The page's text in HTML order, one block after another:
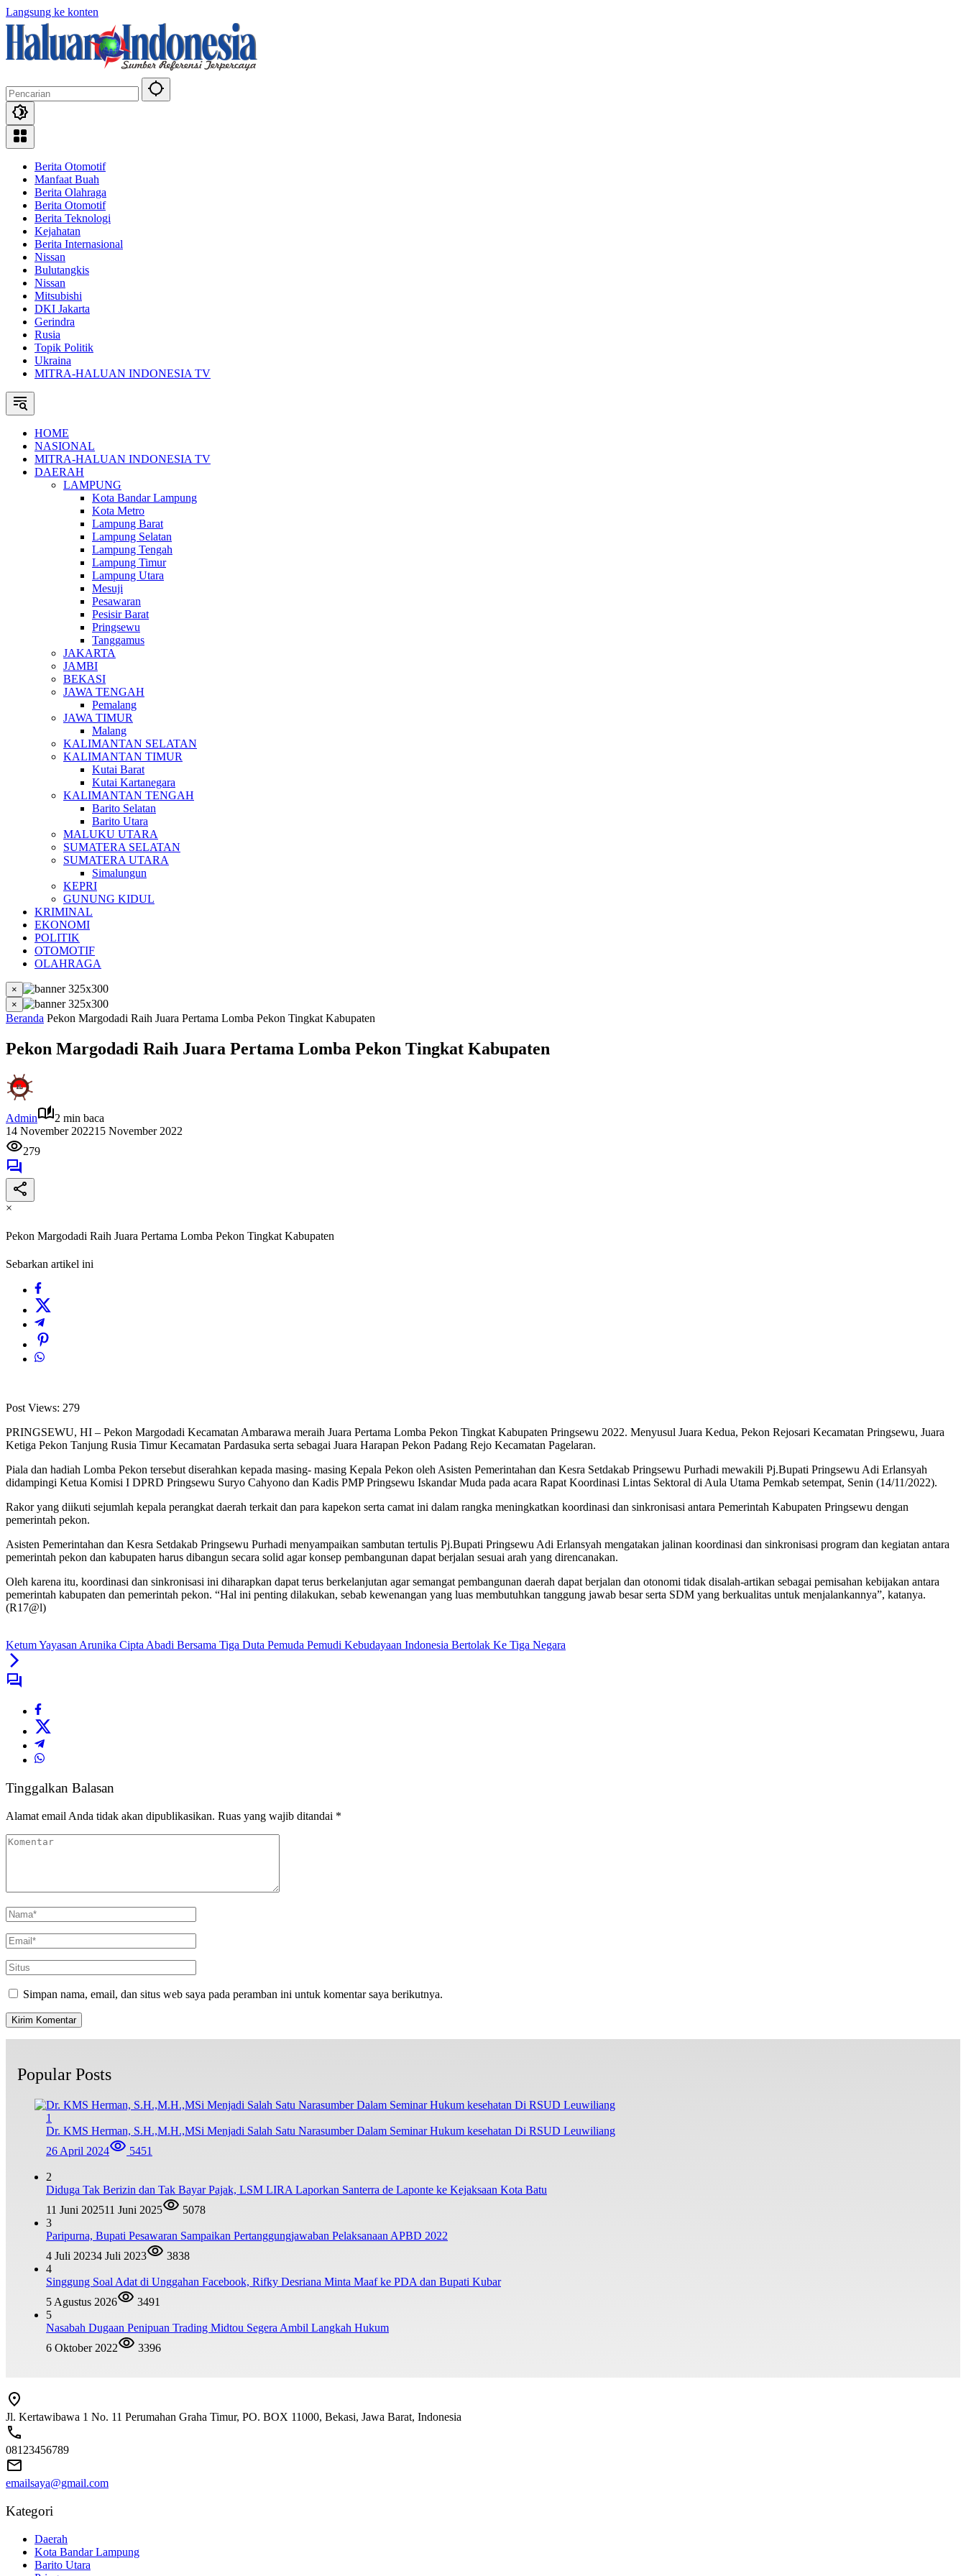
Langsung ke konten
Berita Otomotif
Manfaat Buah
Berita Olahraga
Berita Otomotif
Berita Teknologi
Kejahatan
Berita Internasional
Nissan
Bulutangkis
Nissan
Mitsubishi
DKI Jakarta
Gerindra
Rusia
Topik Politik
Ukraina
MITRA-HALUAN INDONESIA TV
HOME
NASIONAL
MITRA-HALUAN INDONESIA TV
DAERAH
LAMPUNG
Kota Bandar Lampung
Kota Metro
Lampung Barat
Lampung Selatan
Lampung Tengah
Lampung Timur
Lampung Utara
Mesuji
Pesawaran
Pesisir Barat
Pringsewu
Tanggamus
JAKARTA
JAMBI
BEKASI
JAWA TENGAH
Pemalang
JAWA TIMUR
Malang
KALIMANTAN SELATAN
KALIMANTAN TIMUR
Kutai Barat
Kutai Kartanegara
KALIMANTAN TENGAH
Barito Selatan
Barito Utara
MALUKU UTARA
SUMATERA SELATAN
SUMATERA UTARA
Simalungun
KEPRI
GUNUNG KIDUL
KRIMINAL
EKONOMI
POLITIK
OTOMOTIF
OLAHRAGA
×
×
Beranda Pekon Margodadi Raih Juara Pertama Lomba Pekon Tingkat Kabupaten
Pekon Margodadi Raih Juara Pertama Lomba Pekon Tingkat Kabupaten
Admin
2 min baca
14 November 202215 November 2022
279
×
Pekon Margodadi Raih Juara Pertama Lomba Pekon Tingkat Kabupaten
Sebarkan artikel ini
Post Views: 279
PRINGSEWU, HI – Pekon Margodadi Kecamatan Ambarawa meraih Juara Pertama Lomba Pekon Tingkat Kabupaten Pringsewu 2022. Menyusul Juara Kedua, Pekon Rejosari Kecamatan Pringsewu, Juara
Ketiga Pekon Tanjung Rusia Timur Kecamatan Pardasuka serta sebagai Juara Harapan Pekon Padang Rejo Kecamatan Pagelaran.
Piala dan hadiah Lomba Pekon tersebut diserahkan kepada masing- masing Kepala Pekon oleh Asisten Pemerintahan dan Kesra Setdakab Pringsewu Purhadi mewakili Pj.Bupati Pringsewu Adi Erlansyah
didampingi Ketua Komisi I DPRD Pringsewu Suryo Cahyono dan Kadis PMP Pringsewu Iskandar Muda pada acara Rapat Koordinasi Lintas Sektoral di Aula Utama Pemkab setempat, Senin (14/11/2022).
Rakor yang diikuti sejumlah kepala perangkat daerah terkait dan para kapekon serta camat ini dalam rangka meningkatkan koordinasi dan sinkronisasi antara Pemerintah Kabupaten Pringsewu dengan
pemerintah pekon.
Asisten Pemerintahan dan Kesra Setdakab Pringsewu Purhadi menyampaikan sambutan tertulis Pj.Bupati Pringsewu Adi Erlansyah mengatakan jalinan koordinasi dan sinkronisasi program dan kegiatan antara
pemerintah pekon dan kabupaten harus dibangun secara solid agar konsep pembangunan dapat berjalan sesuai arah yang direncanakan.
Oleh karena itu, koordinasi dan sinkronisasi ini diharapkan dapat terus berkelanjutan agar semangat pembangunan daerah dapat berjalan dan otonomi tidak disalah-artikan sebagai pemisahan kebijakan antara
pemerintah kabupaten dan pemerintah pekon. “Hal ini penting dilakukan, sebab kewenangan yang luas membutuhkan tanggung jawab besar serta SDM yang berkualitas untuk menjalankannya”, katanya.
(R17@l)
Ketum Yayasan Arunika Cipta Abadi Bersama Tiga Duta Pemuda Pemudi Kebudayaan Indonesia Bertolak Ke Tiga Negara
Tinggalkan Balasan
Alamat email Anda tidak akan dipublikasikan. Ruas yang wajib ditandai *
Simpan nama, email, dan situs web saya pada peramban ini untuk komentar saya berikutnya.
Popular Posts
1
Dr. KMS Herman, S.H.,M.H.,MSi Menjadi Salah Satu Narasumber Dalam Seminar Hukum kesehatan Di RSUD Leuwiliang
26 April 2024
5451
2
Diduga Tak Berizin dan Tak Bayar Pajak, LSM LIRA Laporkan Santerra de Laponte ke Kejaksaan Kota Batu
11 Juni 202511 Juni 2025
5078
3
Paripurna, Bupati Pesawaran Sampaikan Pertanggungjawaban Pelaksanaan APBD 2022
4 Juli 20234 Juli 2023
3838
4
Singgung Soal Adat di Unggahan Facebook, Rifky Desriana Minta Maaf ke PDA dan Bupati Kubar
5 Agustus 2026
3491
5
Nasabah Dugaan Penipuan Trading Midtou Segera Ambil Langkah Hukum
6 Oktober 2022
3396
Jl. Kertawibawa 1 No. 11 Perumahan Graha Timur, PO. BOX 11000, Bekasi, Jawa Barat, Indonesia
08123456789
emailsaya@gmail.com
Kategori
Daerah
Kota Bandar Lampung
Barito Utara